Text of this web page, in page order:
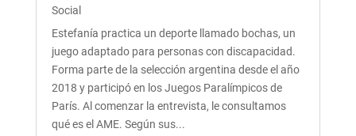
Social
Estefanía practica un deporte llamado bochas, un
juego adaptado para personas con discapacidad.
Forma parte de la selección argentina desde el año
2018 y participó en los Juegos Paralímpicos de
París. Al comenzar la entrevista, le consultamos
qué es el AME. Según sus...